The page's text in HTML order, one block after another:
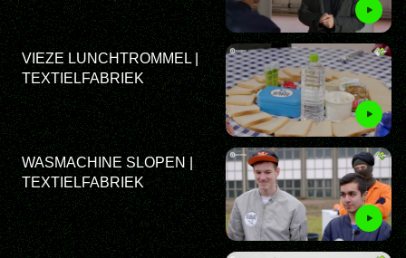
VIEZE LUNCHTROMMEL |
TEXTIELFABRIEK
WASMACHINE SLOPEN |
TEXTIELFABRIEK